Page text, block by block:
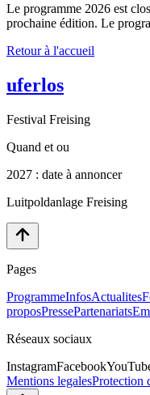
Le programme 2026 est
prochaine édition. Le
Retour à l'accueil
uferlos
Festival Freising
Quand et ou
2027 : date à annoncer
Luitpoldanlage Freising
Pages
ProgrammeInfosActualites
proposPressePartenariats
Réseaux sociaux
InstagramFacebook
Mentions legalesProtection